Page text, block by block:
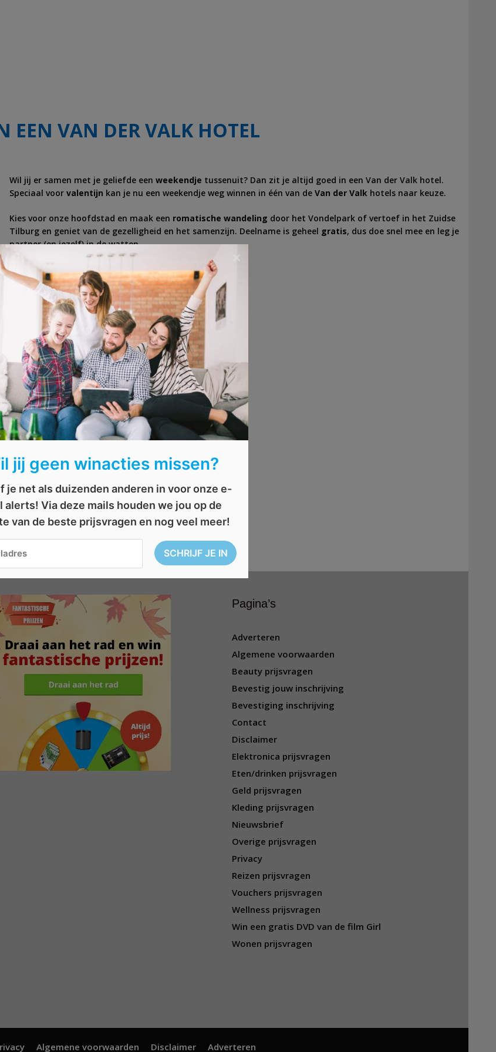
EEN VAN DER VALK HOTEL
Wil jij er samen met je geliefde een weekendje tussenuit? Dan zit je altijd goed in een Van der Valk hotel.
Speciaal voor valentijn kan je nu een weekendje weg winnen in één van de Van der Valk hotels naar keuze.
Kies voor onze hoofdstad en maak een romatische wandeling door het Vondelpark of vertoef in het Zuidse
Tilburg en geniet van de gezelligheid en het samenzijn. Deelname is geheel gratis, dus doe snel mee en leg je
partner (en jezelf) in de watten.
Waag jekans en win!
verrassing,wedstrijd,weekend weg,win
Maak kans op een Rituals pakket t.w.v. € 100
Win een unieke overnachting voor twee
Pagina’s
Adverteren
Algemene voorwaarden
Beauty prijsvragen
Bevestig jouw inschrijving
Bevestiging inschrijving
Contact
Disclaimer
Elektronica prijsvragen
Eten/drinken prijsvragen
Geld prijsvragen
Kleding prijsvragen
Nieuwsbrief
Overige prijsvragen
Privacy
Reizen prijsvragen
Vouchers prijsvragen
Wellness prijsvragen
Win een gratis DVD van de film Girl
Wonen prijsvragen
Algemene voorwaarden Disclaimer Adverteren
jij geen winacties missen?
je net als duizenden anderen in voor onze e-
alerts! Via deze mails houden we jou op de
van de beste prijsvragen en nog veel meer!
×